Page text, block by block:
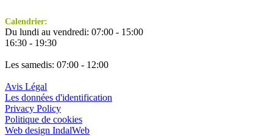
Calendrier:
Du lundi au vendredi: 07:00 - 15:00
16:30 - 19:30
Les samedis: 07:00 - 12:00
Avis Légal
Les données d'identification
Privacy Policy
Politique de cookies
Web design IndalWeb